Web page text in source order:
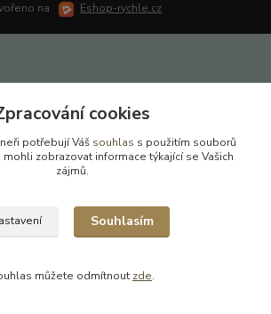
na Eshop-rychle.cz
cookies
potřebují Váš souhlas s použitím souborů
mohli zobrazovat informace týkající se Vašich
zájmů.
Souhlasím
můžete odmítnout zde.